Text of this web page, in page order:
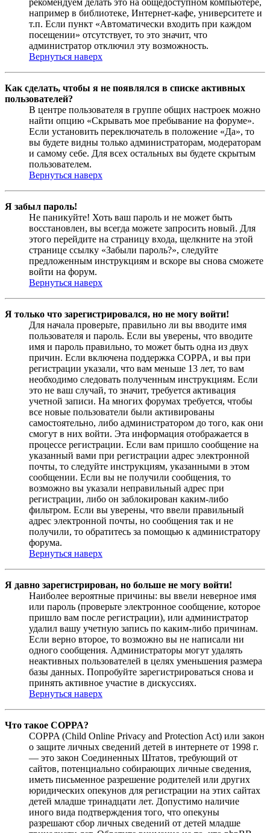
рекомендуем делать это на общедоступном компьютере,
например в библиотеке, Интернет-кафе, университете и
т.п. Если пункт «Автоматически входить при каждом
посещении» отсутствует, то это значит, что
администратор отключил эту возможность.
Вернуться наверх
Как сделать, чтобы я не появлялся в списке активных
пользователей?
В центре пользователя в группе общих настроек можно
найти опцию «Скрывать мое пребывание на форуме».
Если установить переключатель в положение «Да», то
вы будете видны только администраторам, модераторам
и самому себе. Для всех остальных вы будете скрытым
пользователем.
Вернуться наверх
Я забыл пароль!
Не паникуйте! Хоть ваш пароль и не может быть
восстановлен, вы всегда можете запросить новый. Для
этого перейдите на страницу входа, щелкните на этой
странице ссылку «Забыли пароль?», следуйте
предложенным инструкциям и вскоре вы снова сможете
войти на форум.
Вернуться наверх
Я только что зарегистрировался, но не могу войти!
Для начала проверьте, правильно ли вы вводите имя
пользователя и пароль. Если вы уверены, что вводите
имя и пароль правильно, то может быть одна из двух
причин. Если включена поддержка COPPA, и вы при
регистрации указали, что вам меньше 13 лет, то вам
необходимо следовать полученным инструкциям. Если
это не ваш случай, то значит, требуется активация
учетной записи. На многих форумах требуется, чтобы
все новые пользователи были активированы
самостоятельно, либо администратором до того, как они
смогут в них войти. Эта информация отображается в
процессе регистрации. Если вам пришло сообщение на
указанный вами при регистрации адрес электронной
почты, то следуйте инструкциям, указанными в этом
сообщении. Если вы не получили сообщения, то
возможно вы указали неправильный адрес при
регистрации, либо он заблокирован каким-либо
фильтром. Если вы уверены, что ввели правильный
адрес электронной почты, но сообщения так и не
получили, то обратитесь за помощью к администратору
форума.
Вернуться наверх
Я давно зарегистрирован, но больше не могу войти!
Наиболее вероятные причины: вы ввели неверное имя
или пароль (проверьте электронное сообщение, которое
пришло вам после регистрации), или администратор
удалил вашу учетную запись по каким-либо причинам.
Если верно второе, то возможно вы не написали ни
одного сообщения. Администраторы могут удалять
неактивных пользователей в целях уменьшения размера
базы данных. Попробуйте зарегистрироваться снова и
принять активное участие в дискуссиях.
Вернуться наверх
Что такое COPPA?
COPPA (Child Online Privacy and Protection Act) или закон
о защите личных сведений детей в интернете от 1998 г.
— это закон Соединенных Штатов, требующий от
сайтов, потенциально собирающих личные сведения,
иметь письменное разрешение родителей или других
юридических опекунов для регистрации на этих сайтах
детей младше тринадцати лет. Допустимо наличие
иного вида подтверждения того, что опекуны
разрешают сбор личных сведений от детей младше